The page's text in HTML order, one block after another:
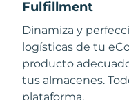
Fulfillment
Dinamiza y
logísticas de tu
producto
tus almacenes.
plataforma.